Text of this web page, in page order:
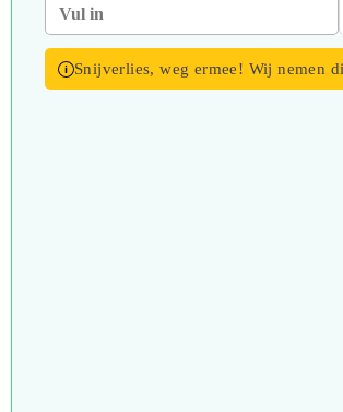
Snijverlies, weg ermee! Wij nemen